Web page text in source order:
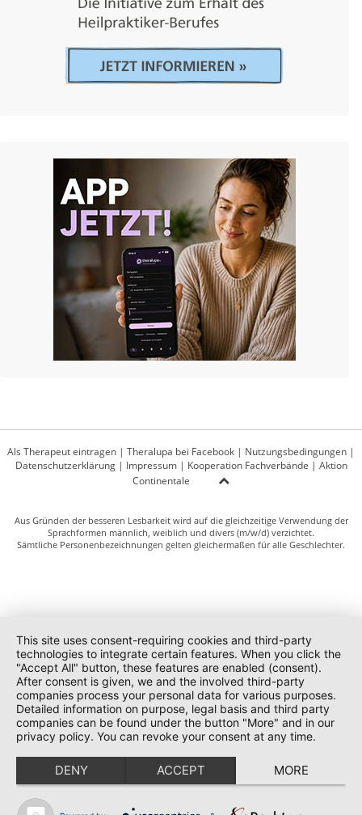
Als Therapeut eintragen | Theralupa bei Facebook | Nutzungsbedingungen |
Datenschutzerklärung| Impressum| Kooperation Fachverbände | Aktion
Continentale
Aus Gründen der besseren Lesbarkeit wird auf die gleichzeitige Verwendung der
Sprachformen männlich, weiblich und divers (m/w/d) verzichtet.
Sämtliche Personenbezeichnungen gelten gleichermaßen für alle Geschlechter.
This site uses consent-requiring cookies and third-party
technologies to integrate certain features. When you click the
"Accept All" button, these features are enabled (consent).
After consent is given, we and the involved third-party
companies process your personal data for various purposes.
Detailed information on purpose, legal basis and third party
companies can be found under the button "More" and in our
privacy policy. You can revoke your consent at any time.
DENY ACCEPT MORE